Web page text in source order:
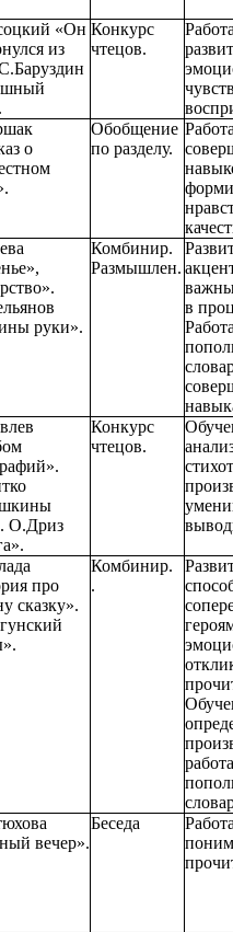
«Он
из
Конкурс
чтецов.
о
Обобщение
по разделу.
руки».
Комбинир.
Размышлен.
в
О.Дриз
Конкурс
чтецов.
про
сказку».
Комбинир.
.
вечер».
Беседа